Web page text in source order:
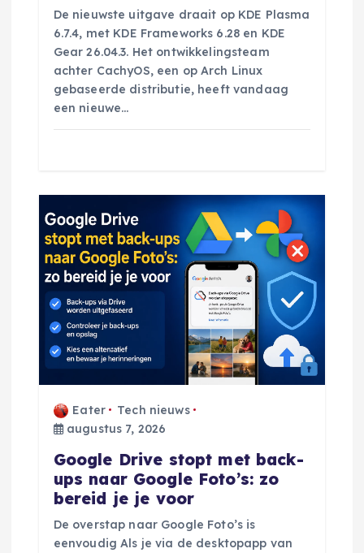
De nieuwste uitgave draait op KDE Plasma
6.7.4, met KDE Frameworks 6.28 en KDE
Gear 26.04.3. Het ontwikkelingsteam
achter CachyOS, een op Arch Linux
gebaseerde distributie, heeft vandaag
een nieuwe…
Eater
Tech nieuws
augustus 7, 2026
Google Drive stopt met back-
ups naar Google Foto’s: zo
bereid je je voor
De overstap naar Google Foto’s is
eenvoudig Als je via de desktopapp van